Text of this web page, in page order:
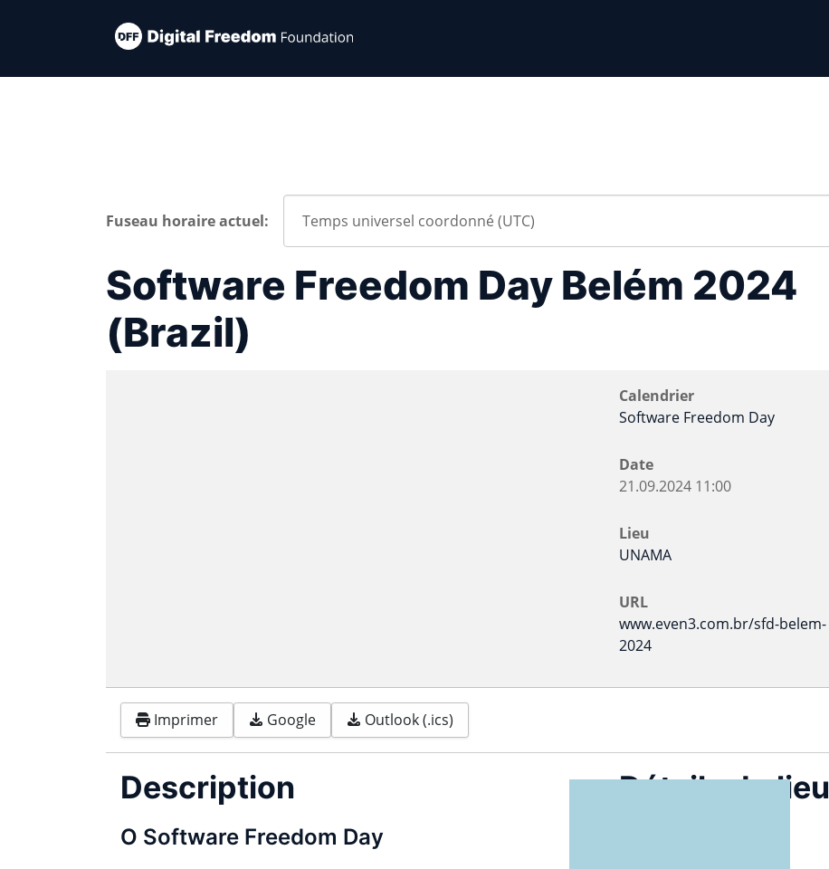
Fuseau horaire actuel:
Software Freedom Day Belém 2024
(Brazil)
Calendrier
Software Freedom Day
Date
21.09.2024 11:00
Lieu
UNAMA
URL
www.even3.com.br/sfd-belem-
2024
Imprimer Google Outlook (.ics)
Description
O Software Freedom Day
Détails du lieu